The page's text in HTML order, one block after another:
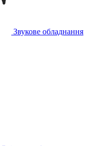
Звукове обладнання